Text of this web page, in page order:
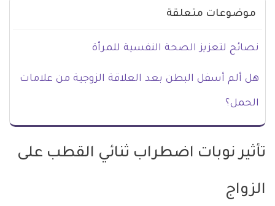
موضوعات متعلقة
نصائح لتعزيز الصحة النفسية للمرأة
هل ألم أسفل البطن بعد العلاقة الزوجية من علامات
الحمل؟
تأثير نوبات اضطراب ثنائي القطب على
الزواج